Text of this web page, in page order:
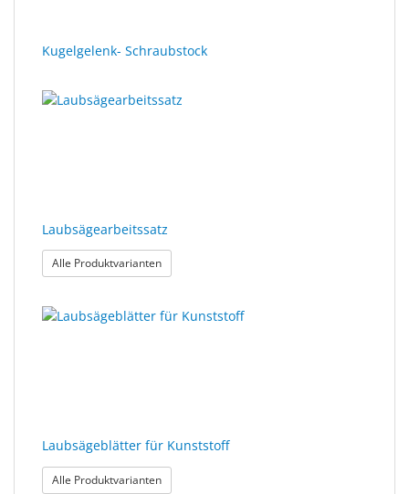
Kugelgelenk- Schraubstock
Laubsägearbeitssatz
Alle Produktvarianten: Laubsägearbeitssatz
Laubsägeblätter für Kunststoff
Alle Produktvarianten: Laubsägeblätter für Kunststoff